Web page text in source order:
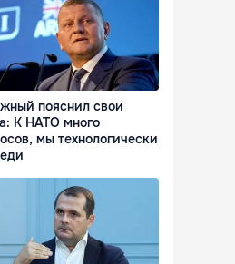
пояснил свои
К НАТО много
мы технологически